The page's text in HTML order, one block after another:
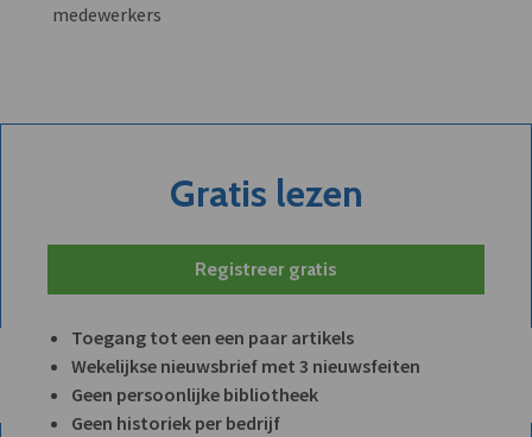
medewerkers
Gratis lezen
Registreer gratis
Toegang tot een een paar artikels
Wekelijkse nieuwsbrief met 3 nieuwsfeiten
Geen persoonlijke bibliotheek
Geen historiek per bedrijf